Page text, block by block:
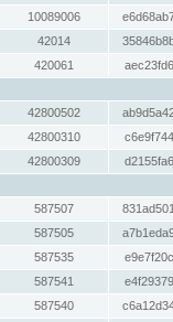
10089006
42014
420061
42800502
42800310
42800309
587507
587505
587535
587541
587540